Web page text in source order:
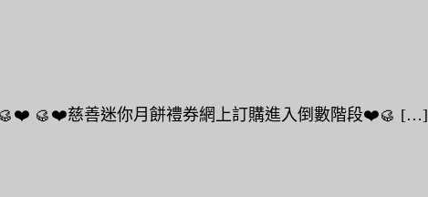
🥮❤️ 🥮❤️慈善迷你月餅禮券網上訂購進入倒數階段❤️🥮 […]